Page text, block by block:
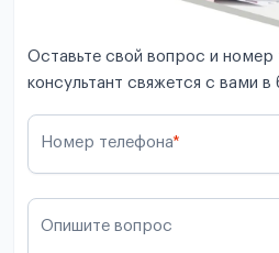
Оставьте свой вопрос и номер
консультант свяжется с вами
Номер телефона*
Опишите вопрос